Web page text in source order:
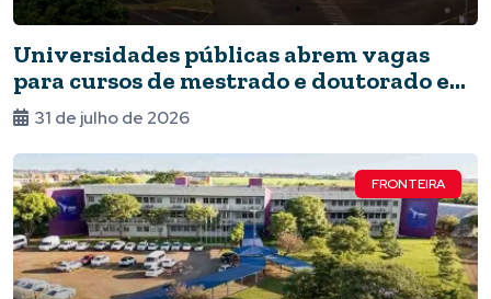
Universidades públicas abrem vagas
para cursos de mestrado e doutorado em
Foz31 de julho de 2026
FRONTEIRA